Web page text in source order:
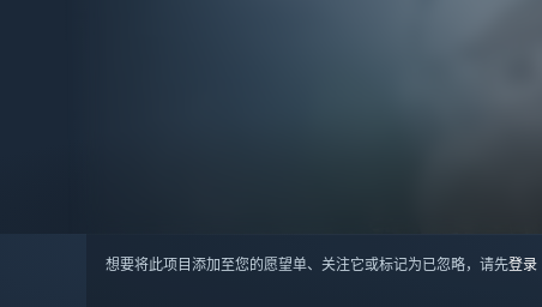
想要将此项目添加至您的愿望单、关注它或标记为已忽略，请先登录